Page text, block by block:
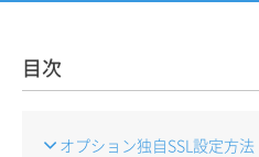
目次
オプション独自SSL設定方法